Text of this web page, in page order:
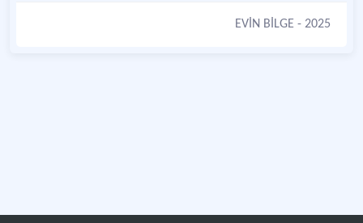
EVİN BİLGE - 2025